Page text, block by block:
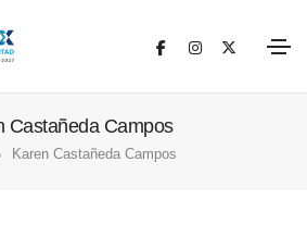
Castañeda Campos
Karen Castañeda Campos